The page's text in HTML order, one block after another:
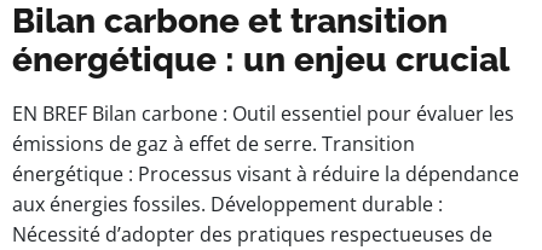
Bilan carbone et transition
énergétique : un enjeu crucial
EN BREF Bilan carbone : Outil essentiel pour évaluer les
émissions de gaz à effet de serre. Transition
énergétique : Processus visant à réduire la dépendance
aux énergies fossiles. Développement durable :
Nécessité d’adopter des pratiques respectueuses de